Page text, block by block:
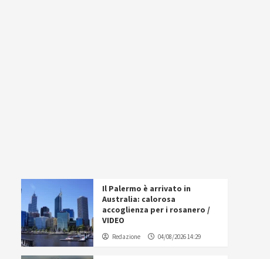
Il Palermo è arrivato in
Australia: calorosa
accoglienza per i rosanero /
VIDEO
Redazione 04/08/2026 14:29